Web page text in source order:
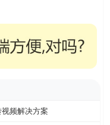
视频解决方案